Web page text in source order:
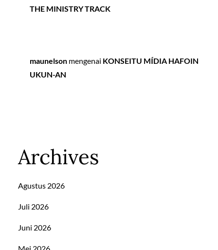
THE MINISTRY TRACK
maunelson mengenai KONSEITU MÍDIA HAFOIN
UKUN-AN
Archives
Agustus 2026
Juli 2026
Juni 2026